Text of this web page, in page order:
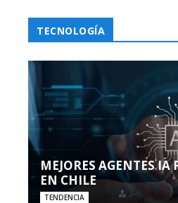
TECNOLOGÍA
MEJORES AGENTES IA
EN CHILE
TENDENCIA